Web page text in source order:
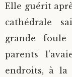
Elle guérit
cathédrale
grande foule
parents
endroits, à la